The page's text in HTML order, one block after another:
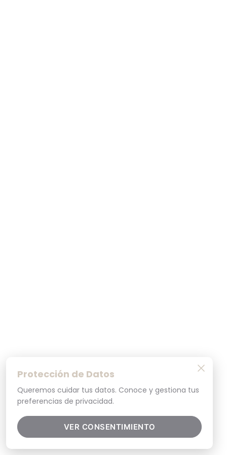
Protección de Datos
Queremos cuidar tus datos. Conoce y gestiona tus
preferencias de privacidad.
VER CONSENTIMIENTO